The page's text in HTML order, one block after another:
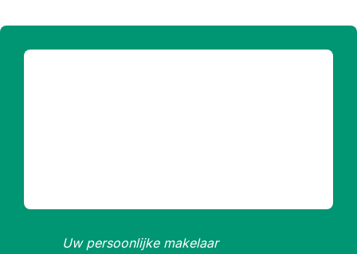
Uw persoonlijke makelaar